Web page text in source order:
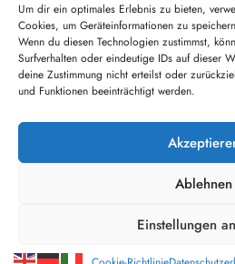
Um dir ein optimales Erlebnis zu bieten,
Cookies, um Geräteinformationen zu
Wenn du diesen Technologien zustimmst,
Surfverhalten oder eindeutige IDs auf dieser
deine Zustimmung nicht erteilst oder
und Funktionen beeinträchtigt werden.
Ablehnen
Einstellungen
IMPRESSUM
COOKIE-
© Copyright Landhaus